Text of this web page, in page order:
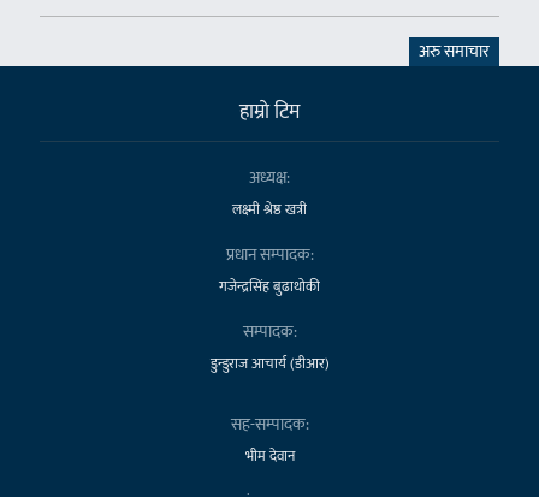
अरु समाचार
हाम्राे टिम
अध्यक्ष:
लक्ष्मी श्रेष्ठ खत्री
प्रधान सम्पादक:
गजेन्द्रसिंह बुढाथोकी
सम्पादक:
डुन्डुराज आचार्य (डीआर)
सह-सम्पादक:
भीम देवान